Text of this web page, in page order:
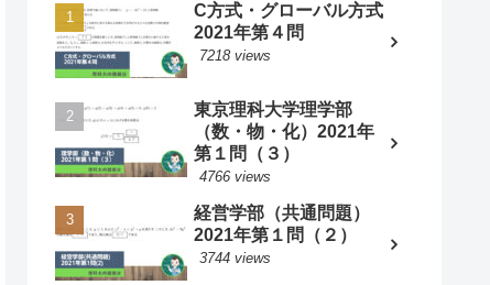
C方式・グローバル方式
2021年第４問
7218 views
東京理科大学理学部
（数・物・化）2021年
第１問（３）
4766 views
経営学部（共通問題）
2021年第１問（２）
3744 views